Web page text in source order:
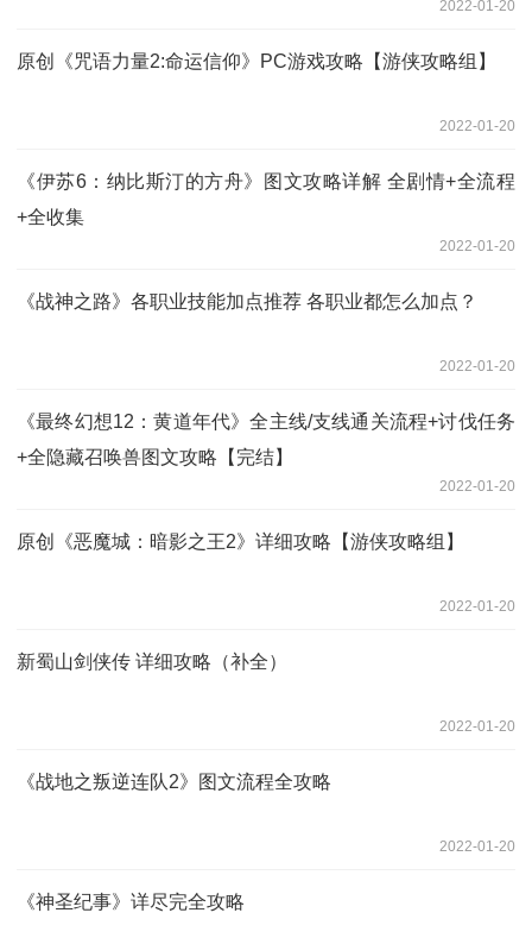
2022-01-20
原创《咒语力量2:命运信仰》PC游戏攻略【游侠攻略组】
2022-01-20
《伊苏6：纳比斯汀的方舟》图文攻略详解 全剧情+全流程
+全收集
2022-01-20
《战神之路》各职业技能加点推荐 各职业都怎么加点？
2022-01-20
《最终幻想12：黄道年代》全主线/支线通关流程+讨伐任务
+全隐藏召唤兽图文攻略【完结】
2022-01-20
原创《恶魔城：暗影之王2》详细攻略【游侠攻略组】
2022-01-20
新蜀山剑侠传 详细攻略（补全）
2022-01-20
《战地之叛逆连队2》图文流程全攻略
2022-01-20
《神圣纪事》详尽完全攻略